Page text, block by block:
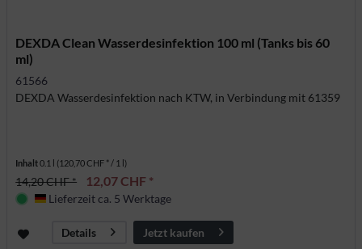
DEXDA Clean Wasserdesinfektion 100 ml (Tanks bis 60
ml)
61566
DEXDA Wasserdesinfektion nach KTW, in Verbindung mit 61359
Inhalt0.1 l (120,70 CHF * / 1 l)
14,20 CHF * 12,07 CHF *
Deutschland
Lieferzeit ca. 5 Werktage
Details Jetzt kaufen